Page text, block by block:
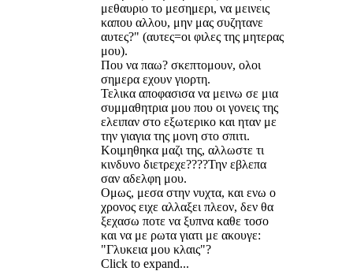
μεθαυριο το μεσημερι, να μεινεις
καπου αλλου, μην μας συζητανε
αυτες?" (αυτες=οι φιλες της μητερας
μου).
Που να παω? σκεπτομουν, ολοι
σημερα εχουν γιορτη.
Τελικα αποφασισα να μεινω σε μια
συμμαθητρια μου που οι γονεις της
ελειπαν στο εξωτερικο και ηταν με
την γιαγια της μονη στο σπιτι.
Κοιμηθηκα μαζι της, αλλωστε τι
κινδυνο διετρεχε????Την εβλεπα
σαν αδελφη μου.
Ομως, μεσα στην νυχτα, και ενω ο
χρονος ειχε αλλαξει πλεον, δεν θα
ξεχασω ποτε να ξυπνα καθε τοσο
και να με ρωτα γιατι με ακουγε:
"Γλυκεια μου κλαις"?
Click to expand...